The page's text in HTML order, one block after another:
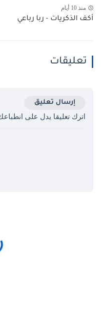
منذ 10 أيام
أكف الذكريات - ربا رباعي
تعليقات
إرسال تعليق
اترك تعليقا يدل على